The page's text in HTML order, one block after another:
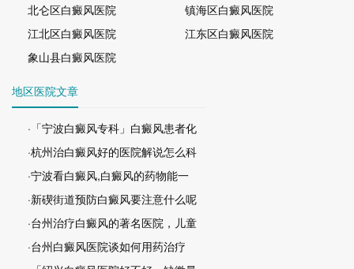
北仑区白癜风医院
镇海区白癜风医院
江北区白癜风医院
江东区白癜风医院
象山县白癜风医院
地区医院文章
·「宁波白癜风专科」白癜风患者化
·杭州治白癜风好的医院解说怎么科
·宁波看白癜风,白癜风的药物能一
·新碶街道预防白癜风要注意什么呢
·台州治疗白癜风的著名医院，儿童
·台州白癜风医院谈如何用药治疗